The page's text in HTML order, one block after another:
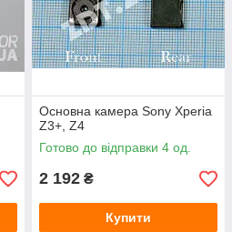
Основна камера Sony Xperia
Z3+, Z4
Готово до відправки 4 од.
2 192 ₴
Купити